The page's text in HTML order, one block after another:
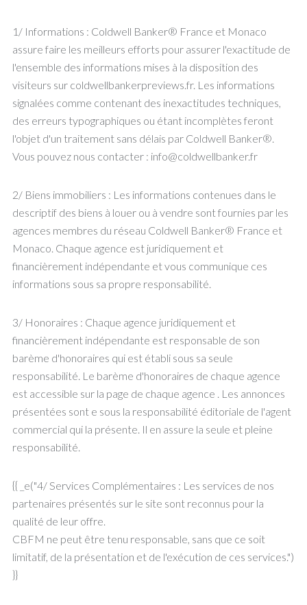
1/ Informations : Coldwell Banker® France et Monaco
assure faire les meilleurs efforts pour assurer l'exactitude de
l'ensemble des informations mises à la disposition des
visiteurs sur coldwellbankerpreviews.fr. Les informations
signalées comme contenant des inexactitudes techniques,
des erreurs typographiques ou étant incomplètes feront
l'objet d'un traitement sans délais par Coldwell Banker®.
Vous pouvez nous contacter : info@coldwellbanker.fr
2/ Biens immobiliers : Les informations contenues dans le
descriptif des biens à louer ou à vendre sont fournies par les
agences membres du réseau Coldwell Banker® France et
Monaco. Chaque agence est juridiquement et
financièrement indépendante et vous communique ces
informations sous sa propre responsabilité.
3/ Honoraires : Chaque agence juridiquement et
financièrement indépendante est responsable de son
barème d'honoraires qui est établi sous sa seule
responsabilité. Le barème d'honoraires de chaque agence
est accessible sur la page de chaque agence . Les annonces
présentées sont e sous la responsabilité éditoriale de l'agent
commercial qui la présente. Il en assure la seule et pleine
responsabilité.
{{ _e("4/ Services Complémentaires : Les services de nos
partenaires présentés sur le site sont reconnus pour la
qualité de leur offre.
CBFM ne peut être tenu responsable, sans que ce soit
limitatif, de la présentation et de l'exécution de ces services.")
}}